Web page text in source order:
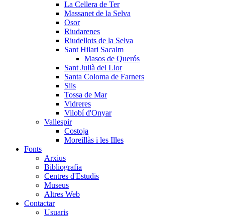
La Cellera de Ter
Massanet de la Selva
Osor
Riudarenes
Riudellots de la Selva
Sant Hilari Sacalm
Masos de Querós
Sant Julià del Llor
Santa Coloma de Farners
Sils
Tossa de Mar
Vidreres
Vilobí d'Onyar
Vallespir
Costoja
Moreillàs i les Illes
Fonts
Arxius
Bibliografia
Centres d'Estudis
Museus
Altres Web
Contactar
Usuaris